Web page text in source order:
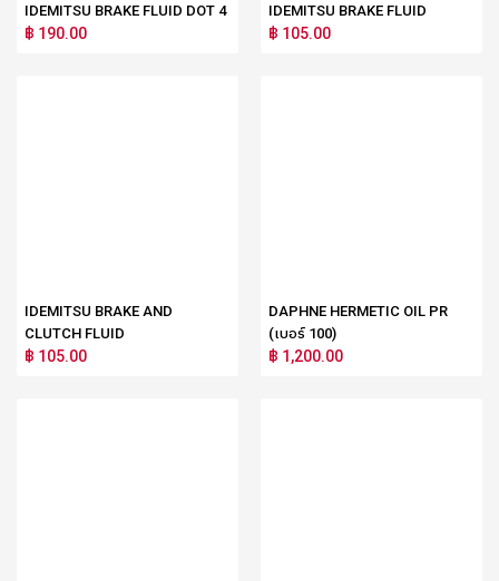
IDEMITSU BRAKE FLUID DOT 4
฿ 190.00
IDEMITSU BRAKE FLUID
฿ 105.00
IDEMITSU BRAKE AND
CLUTCH FLUID
฿ 105.00
DAPHNE HERMETIC OIL PR
(เบอร์ 100)
฿ 1,200.00